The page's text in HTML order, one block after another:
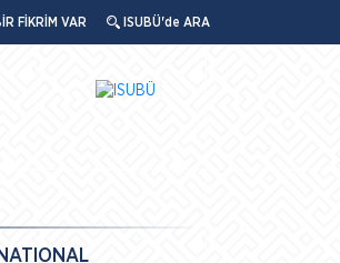
FİKRİM VAR ISUBÜ'de ARA